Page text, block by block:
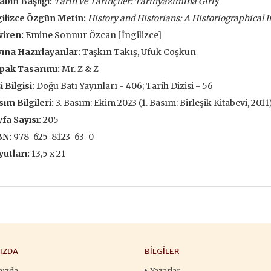
TL
TL
Kargoda
196,00 TL
280,00 TL
24 Saatte Kargoda
SEPETE EKLE
Özgün Metin: History and Historians: A Historiographical
Emine Sonnur Özcan [İngilizce]
Hazırlayanlar: Taşkın Takış, Ufuk Coşkun
Tasarımı: Mr. Z & Z
Bilgisi: Doğu Batı Yayınları - 406; Tarih Dizisi - 56
Bilgileri: 3. Basım: Ekim 2023 (1. Basım: Birleşik Kitabevi,
Sayısı: 205
978-625-8123-63-0
13,5 x 21
BILGILER